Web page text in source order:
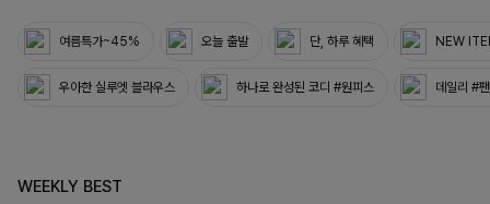
여름특가~45% 오늘 출발 단, 하루 혜택 NEW
우아한 실루엣 블라우스 하나로 완성된 코디 #원피스 데일리 #
WEEKLY BEST